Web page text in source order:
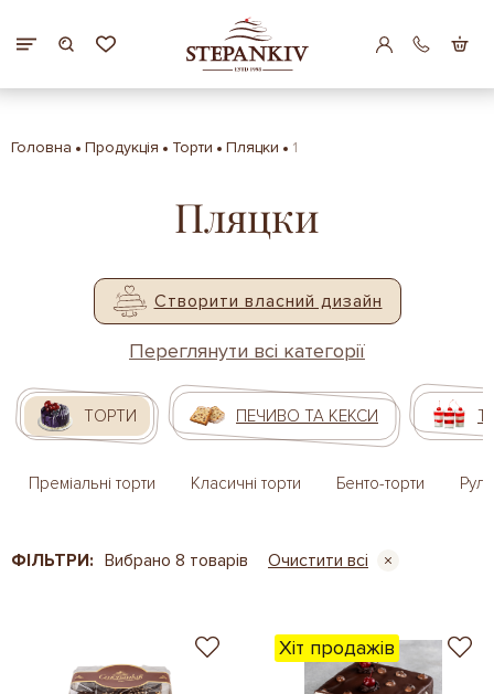
Головна Продукція Торти Пляцки 1
Пляцки
Створити власний дизайн
Переглянути всі категорії
ТОРТИ
Преміальні торти Класичні торти Бенто-торти
ПЕЧИВО ТА КЕКСИ
ФІЛЬТРИ: Вибрано 8 товарів Очистити всі
Хіт продажів